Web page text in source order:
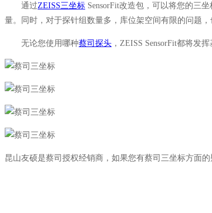
通过ZEISS三坐标 SensorFit改造包，可以将您的三
量。同时，对于探针组数量多，库位架空间有限的问题，
无论您使用哪种蔡司探头 ，ZEISS SensorFit都将发
昆山友硕是蔡司授权经销商，如果您有蔡司三坐标方面